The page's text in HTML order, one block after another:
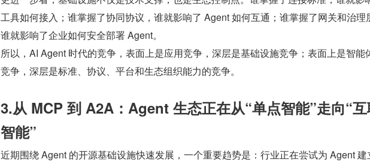
工具如何接入；谁掌握了协同协议，谁就影响了 Agent 如何互通；谁掌握了网关和治理
谁就影响了企业如何安全部署 Agent。
所以，AI Agent 时代的竞争，表面上是应用竞争，深层是基础设施竞争；表面上是智能
竞争，深层是标准、协议、平台和生态组织能力的竞争。
3.从 MCP 到 A2A：Agent 生态正在从“单点智能”走向“
智能”
近期围绕 Agent 的开源基础设施快速发展，一个重要趋势是：行业正在尝试为 Agent 建